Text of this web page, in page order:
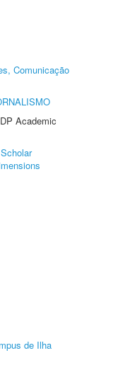
Comunicação
Academic
de Ilha